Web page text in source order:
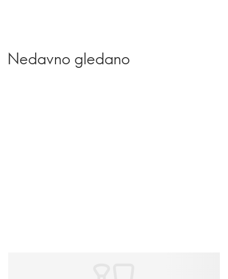
Nedavno gledano